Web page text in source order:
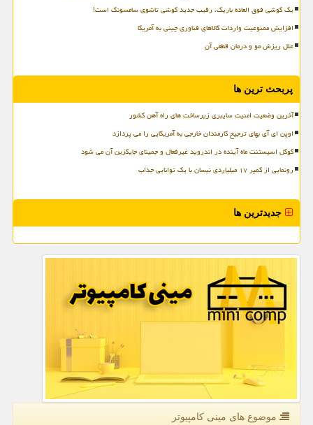
یک گوشی فوق العاده باریک، رقیب جدید گوشی تاشوی سامسونگ است!
افزایش ممنوعیت واردات کالاهای فناوری چینی به آمریکا
علل ریزش مو و درمان قطعی آن
پربحث ترین ها
آخرین وضعیت امنیت سایبری زیرساخت های راه آهن کشور
اوپن ای آی بهای ترجیح کارمندان خارجی به آمریکایی را می پردازد
گوگل اسیستنت ماه آینده در اندروید غیرفعال و جمینای جایگزین آن می شود
رونمایی از کمپر ۱۷ میلیاردی نیسان با یک توانایی جذاب
جدیدترین ها
موضوع های مینی كامپیوتر